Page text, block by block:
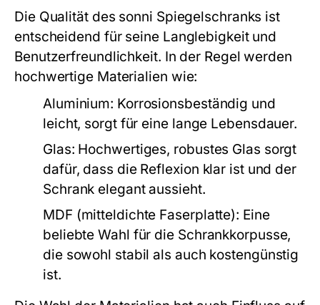
Die Qualität des sonni Spiegelschranks ist
entscheidend für seine Langlebigkeit und
Benutzerfreundlichkeit. In der Regel werden
hochwertige Materialien wie:
Aluminium: Korrosionsbeständig und
leicht, sorgt für eine lange Lebensdauer.
Glas: Hochwertiges, robustes Glas sorgt
dafür, dass die Reflexion klar ist und der
Schrank elegant aussieht.
MDF (mitteldichte Faserplatte): Eine
beliebte Wahl für die Schrankkorpusse,
die sowohl stabil als auch kostengünstig
ist.